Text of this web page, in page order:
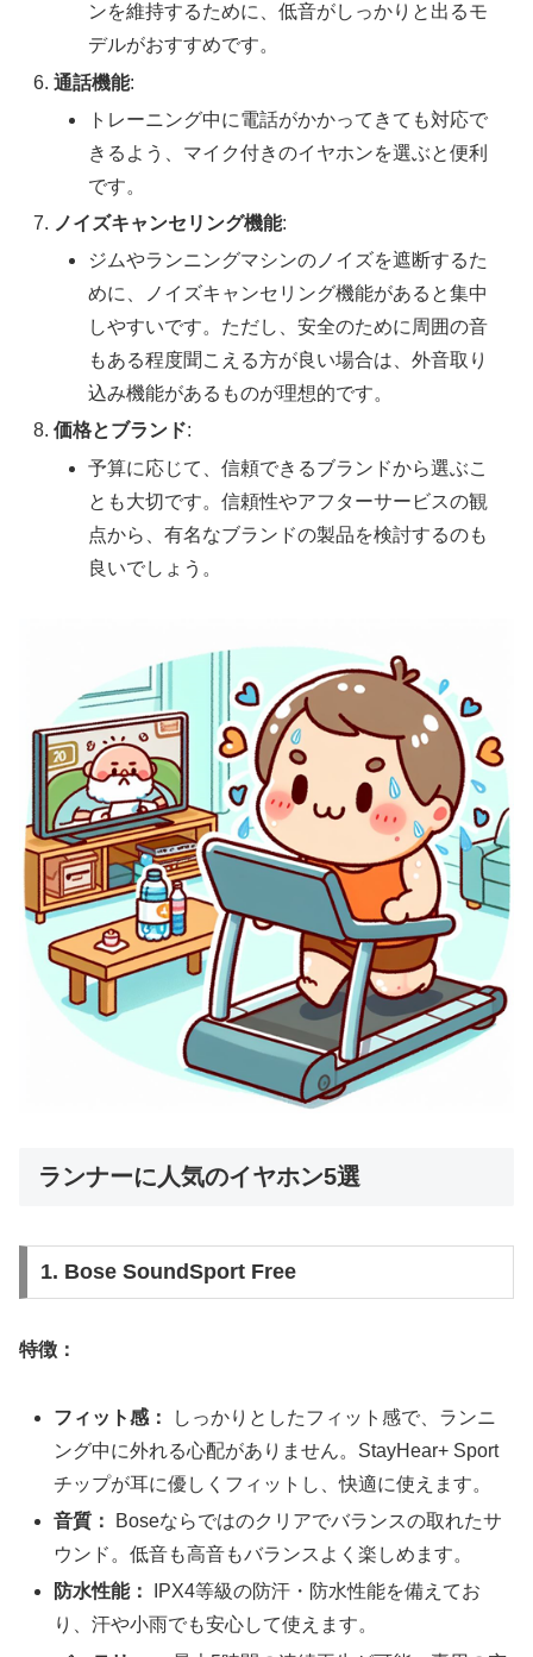
ンを維持するために、低音がしっかりと出るモ
デルがおすすめです。
通話機能:
トレーニング中に電話がかかってきても対応で
きるよう、マイク付きのイヤホンを選ぶと便利
です。
ノイズキャンセリング機能:
ジムやランニングマシンのノイズを遮断するた
めに、ノイズキャンセリング機能があると集中
しやすいです。ただし、安全のために周囲の音
もある程度聞こえる方が良い場合は、外音取り
込み機能があるものが理想的です。
価格とブランド:
予算に応じて、信頼できるブランドから選ぶこ
とも大切です。信頼性やアフターサービスの観
点から、有名なブランドの製品を検討するのも
良いでしょう。
ランナーに人気のイヤホン5選
1. Bose SoundSport Free
特徴：
フィット感：
しっかりとしたフィット感で、ランニ
ング中に外れる心配がありません。StayHear+ Sport
チップが耳に優しくフィットし、快適に使えます。
音質：
Boseならではのクリアでバランスの取れたサ
ウンド。低音も高音もバランスよく楽しめます。
防水性能：
IPX4等級の防汗・防水性能を備えてお
り、汗や小雨でも安心して使えます。